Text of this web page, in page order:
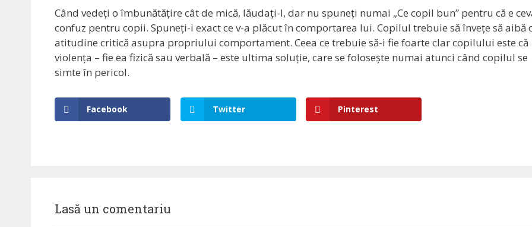
Când vedeți o îmbunătățire cât de mică, lăudați-l, dar nu spuneți numai „Ce copil bun” pentru că e
confuz pentru copii. Spuneți-i exact ce v-a plăcut în comportarea lui. Copilul trebuie să învețe să aibă
atitudine critică asupra propriului comportament. Ceea ce trebuie să-i fie foarte clar copilului este că
violența – fie ea fizică sau verbală – este ultima soluție, care se folosește numai atunci când copilul se
simte în pericol.
Facebook Twitter Pinterest
Lasă un comentariu